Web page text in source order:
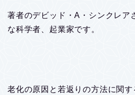
著者のデビッド・A・シンクレア
な科学者、起業家です。
老化の原因と若返りの方法に関